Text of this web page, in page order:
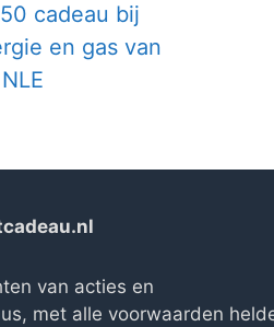
cadeau bij
en gas van
NLE
van acties en
met alle voorwaarden